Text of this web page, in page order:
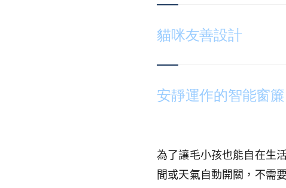
貓咪友善設計
安靜運作的智能窗簾
為了讓毛小孩也能自在生
間或天氣自動開關，不需